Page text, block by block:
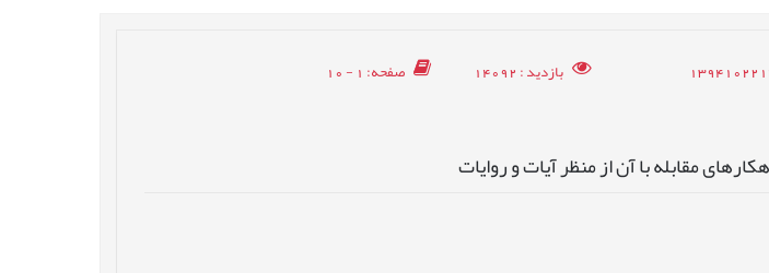
بازدید: 14092 صفحه: 1 - 10
مقابله با آن از منظر آیات و روایات